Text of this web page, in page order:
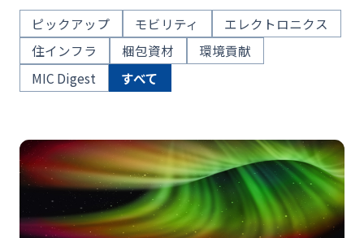
ピックアップ モビリティ
エレクトロニクス
住インフラ
梱包資材
環境貢献
MIC Digest
すべて